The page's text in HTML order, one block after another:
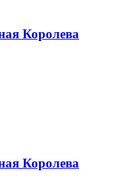
Королева
Королева